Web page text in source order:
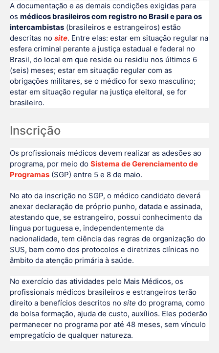
A documentação e as demais condições exigidas para
os médicos brasileiros com registro no Brasil e para os
intercambistas (brasileiros e estrangeiros) estão
descritas no site. Entre elas: estar em situação regular na
esfera criminal perante a justiça estadual e federal no
Brasil, do local em que reside ou residiu nos últimos 6
(seis) meses; estar em situação regular com as
obrigações militares, se o médico for sexo masculino;
estar em situação regular na justiça eleitoral, se for
brasileiro.
Inscrição
Os profissionais médicos devem realizar as adesões ao
programa, por meio do Sistema de Gerenciamento de
Programas (SGP) entre 5 e 8 de maio.
No ato da inscrição no SGP, o médico candidato deverá
anexar declaração de próprio punho, datada e assinada,
atestando que, se estrangeiro, possui conhecimento da
língua portuguesa e, independentemente da
nacionalidade, tem ciência das regras de organização do
SUS, bem como dos protocolos e diretrizes clínicas no
âmbito da atenção primária à saúde.
No exercício das atividades pelo Mais Médicos, os
profissionais médicos brasileiros e estrangeiros terão
direito a benefícios descritos no site do programa, como
de bolsa formação, ajuda de custo, auxílios. Eles poderão
permanecer no programa por até 48 meses, sem vínculo
empregatício de qualquer natureza.